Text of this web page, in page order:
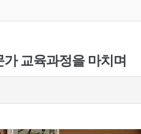
교육과정을 마치며